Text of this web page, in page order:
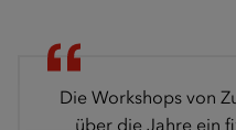
Die Workshops von
über die Jahre ein